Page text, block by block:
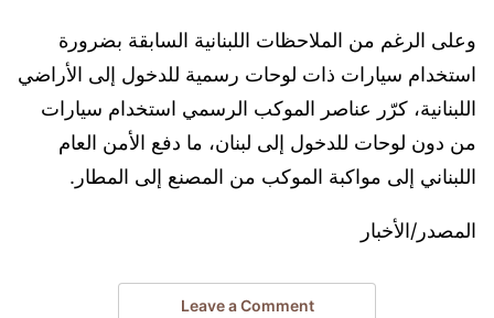
وعلى الرغم من الملاحظات اللبنانية السابقة بضرورة
استخدام سيارات ذات لوحات رسمية للدخول إلى الأراضي
اللبنانية، كرّر عناصر الموكب الرسمي استخدام سيارات
من دون لوحات للدخول إلى لبنان، ما دفع الأمن العام
اللبناني إلى مواكبة الموكب من المصنع إلى المطار.
المصدر/الأخبار
Leave a Comment